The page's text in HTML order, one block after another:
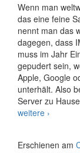
Wenn man
das eine feine
nennt man das
dagegen, dass
muss im Jahr
gepudert sein,
Apple, Google
unterhält. Also
Server zu
weitere Ein
den
›
Erschienen am